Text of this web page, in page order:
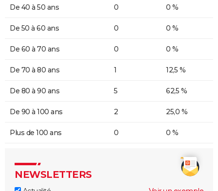
De 40 à 50 ans 0 0 %
De 50 à 60 ans 0 0 %
De 60 à 70 ans 0 0 %
De 70 à 80 ans 1 12,5 %
De 80 à 90 ans 5 62,5 %
De 90 à 100 ans 2 25,0 %
Plus de 100 ans 0 0 %
NEWSLETTERS